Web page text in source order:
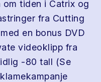
om tiden i Catrix og
fra Cutting
en bonus DVD
videoklipp fra
-80 tall (Se